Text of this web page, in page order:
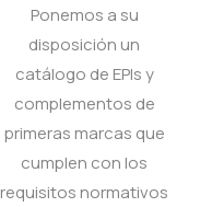
Ponemos a su
disposición un
catálogo de EPIs y
complementos de
primeras marcas que
cumplen con los
requisitos normativos